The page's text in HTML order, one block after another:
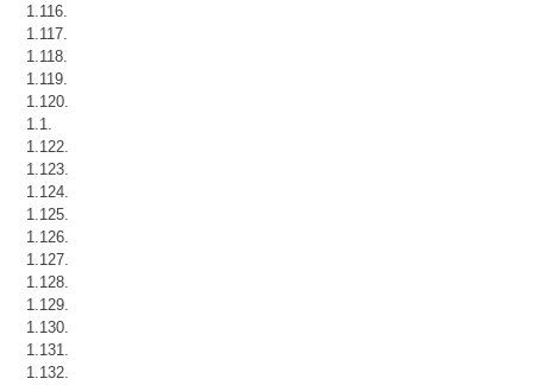
1.116.
1.117.
1.118.
1.119.
1.120.
1.1.
1.122.
1.123.
1.124.
1.125.
1.126.
1.127.
1.128.
1.129.
1.130.
1.131.
1.132.